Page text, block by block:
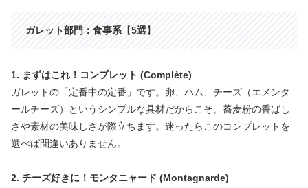
ガレット部門：食事系【5選】
1. まずはこれ！コンプレット (Complète)
ガレットの「定番中の定番」です。卵、ハム、チーズ（エメンタ
ールチーズ）というシンプルな具材だからこそ、蕎麦粉の香ばし
さや素材の美味しさが際立ちます。迷ったらこのコンプレットを
選べば間違いありません。
2. チーズ好きに！モンタニャード (Montagnarde)